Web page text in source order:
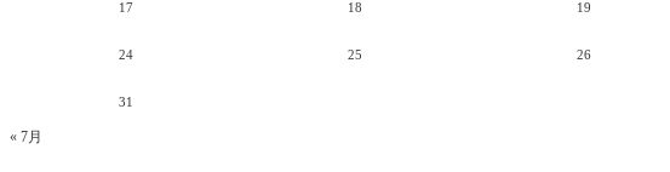
17 18 19
24 25 26
31
« 7月